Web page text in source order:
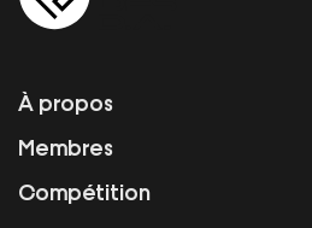
À propos
Membres
Compétition